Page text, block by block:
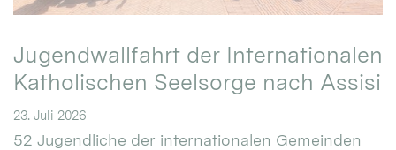
Jugendwallfahrt der Internationalen
Katholischen Seelsorge nach Assisi
23. Juli 2026
52 Jugendliche der internationalen Gemeinden